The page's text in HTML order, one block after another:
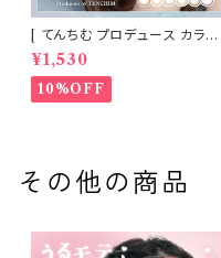
[ てんちむ プロデュース カラコ
ン ] HARNE (ハルネ) ワンデー
1day 10枚入り （当日発送） 1da
y
¥1,530
10%OFF
その他の商品